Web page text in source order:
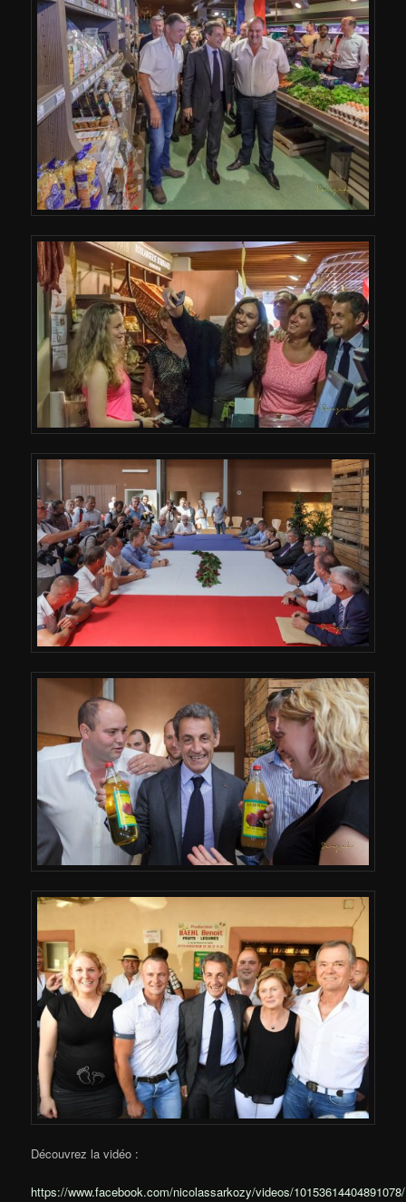
Découvrez la vidéo :
https://www.facebook.com/nicolassarkozy/videos/10153614404891078/